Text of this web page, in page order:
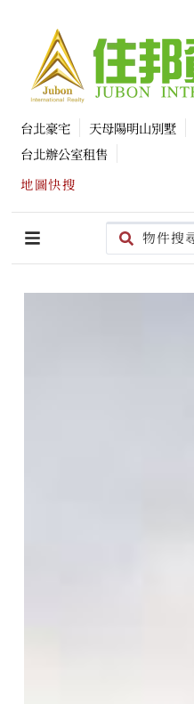
台北豪宅 天母陽明山別墅
台北辦公室租售
地圖快搜